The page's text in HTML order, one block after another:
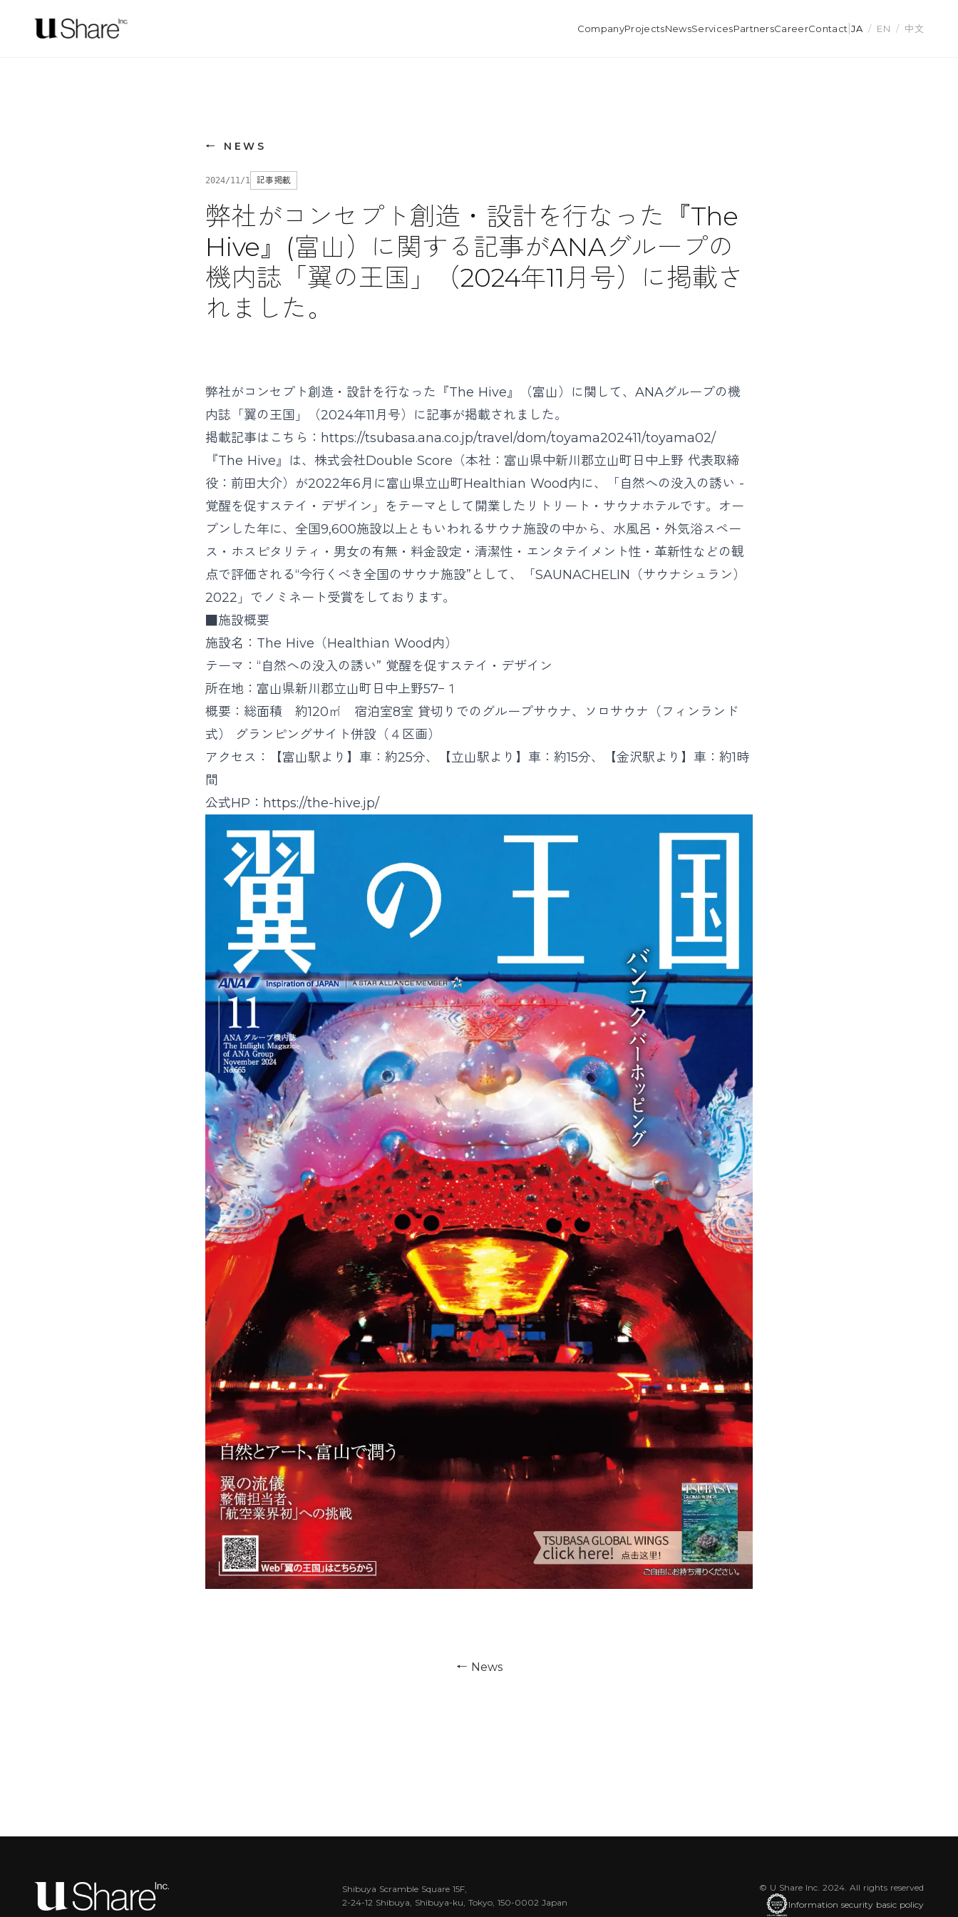
CompanyProjectsNewsServicesPartnersCareerContact |JA / EN / 中文
← NEWS
2024/11/1 記事掲載
弊社がコンセプト創造・設計を行なった『The
Hive』(富山）に関する記事がANAグループの
機内誌「翼の王国」（2024年11月号）に掲載さ
れました。
弊社がコンセプト創造・設計を行なった『The Hive』（富山）に関して、ANAグループの機
内誌「翼の王国」（2024年11月号）に記事が掲載されました。
掲載記事はこちら： https://tsubasa.ana.co.jp/travel/dom/toyama202411/toyama02/
『The Hive』は、株式会社Double Score（本社：富山県中新川郡立山町日中上野 代表取締
役：前田大介）が2022年6月に富山県立山町Healthian Wood内に、「自然への没入の誘い -
覚醒を促すステイ・デザイン」をテーマとして開業したリトリート・サウナホテルです。オー
プンした年に、全国9,600施設以上ともいわれるサウナ施設の中から、水風呂・外気浴スペー
ス・ホスピタリティ・男女の有無・料金設定・清潔性・エンタテイメント性・革新性などの観
点で評価される“今行くべき全国のサウナ施設”として、「SAUNACHELIN（サウナシュラン）
2022」でノミネート受賞をしております。
■施設概要
施設名：The Hive（Healthian Wood内）
テーマ：“自然への没入の誘い” 覚醒を促すステイ・デザイン
所在地：富山県新川郡立山町日中上野57−１
概要：総面積 約120㎡ 宿泊室8室 貸切りでのグループサウナ、ソロサウナ（フィンランド
式） グランピングサイト併設（４区画）
アクセス：【富山駅より】車：約25分、【立山駅より】車：約15分、【金沢駅より】車：約1時
間
公式HP： https://the-hive.jp/
← News
Shibuya Scramble Square 15F,
2-24-12 Shibuya, Shibuya-ku, Tokyo, 150-0002 Japan
© U Share Inc. 2024. All rights reserved
Information security basic policy